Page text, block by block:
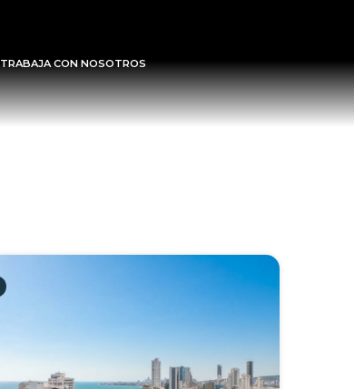
TRABAJA CON NOSOTROS